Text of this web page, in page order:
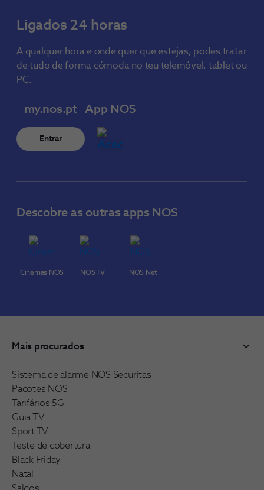
Ligados 24 horas
A qualquer hora e onde quer que estejas, podes tratar
de tudo de forma cómoda no teu telemóvel, tablet ou
PC.
my.nos.pt
Entrar
App NOS
Descobre as outras apps NOS
Cinemas NOS NOS TV NOS Net
Mais procurados
Sistema de alarme NOS Securitas
Pacotes NOS
Tarifários 5G
Guia TV
Sport TV
Teste de cobertura
Black Friday
Natal